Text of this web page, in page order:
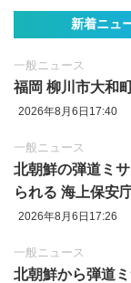
新着ニュ
一般ニュース
福岡 柳川市大和
2026年8月6日17:40
一般ニュース
北朝鮮の弾道ミ
られる 海上保安
2026年8月6日17:26
一般ニュース
北朝鮮から弾道